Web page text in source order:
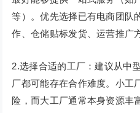
等）。优先选择已有电商团队
作、仓储贴标发货、运营推广
2.选择合适的工厂：建议从中
厂都可能存在合作难度。小工
险，而大工厂通常本身资源丰